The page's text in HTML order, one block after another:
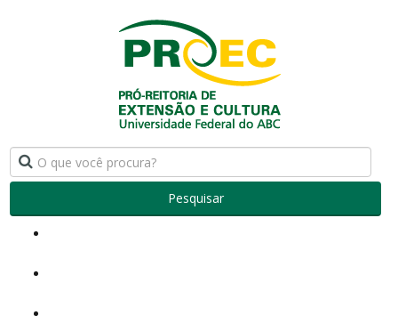
Pesquisar